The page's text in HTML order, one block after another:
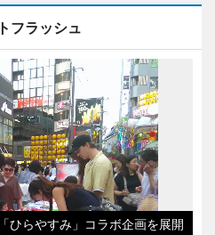
フラッシュ
らやすみ」コラボ企画を展開